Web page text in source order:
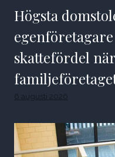
Högsta
skattefördel
6 augusti 2026